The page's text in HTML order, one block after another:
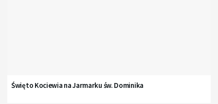
Święto Kociewia na Jarmarku św. Dominika